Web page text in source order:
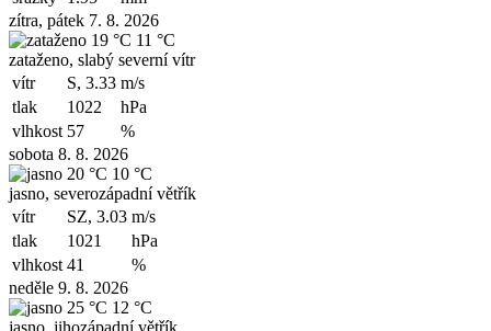
zítra, pátek 7. 8. 2026
19 °C 11 °C
zataženo, slabý severní vítr
vítr
S, 3.33 m/s
tlak
1022
hPa
vlhkost 57
%
sobota 8. 8. 2026
20 °C 10 °C
jasno, severozápadní větřík
vítr
SZ, 3.03 m/s
tlak
1021
hPa
vlhkost 41
%
neděle 9. 8. 2026
25 °C 12 °C
jasno, jihozápadní větřík